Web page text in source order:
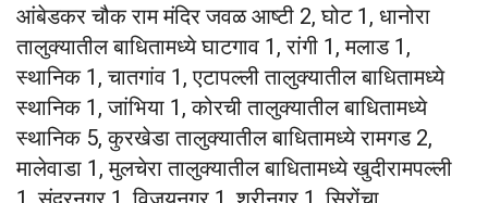
आंबेडकर चौक राम मंदिर जवळ आष्टी 2, घोट 1, धानोरा
तालुक्यातील बाधितामध्ये घाटगाव 1, रांगी 1, मलाड 1,
स्थानिक 1, चातगांव 1, एटापल्ली तालुक्यातील बाधितामध्ये
स्थानिक 1, जांभिया 1, कोरची तालुक्यातील बाधितामध्ये
स्थानिक 5, कुरखेडा तालुक्यातील बाधितामध्ये रामगड 2,
मालेवाडा 1, मुलचेरा तालुक्यातील बाधितामध्ये खुदीरामपल्ली